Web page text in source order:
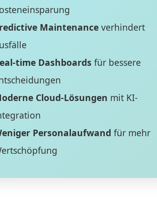
Maintenanceverhindert
time Dashboards für bessere
Cloud-Lösungen mit KI-
Personalaufwand für mehr